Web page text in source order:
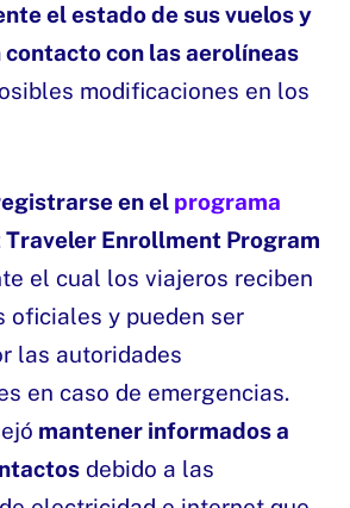
el estado de sus vuelos y
contacto con las aerolíneas
modificaciones en los
en el programa
Traveler Enrollment Program
el cual los viajeros reciben
oficiales y pueden ser
las autoridades
en caso de emergencias.
mantener informados a
debido a las